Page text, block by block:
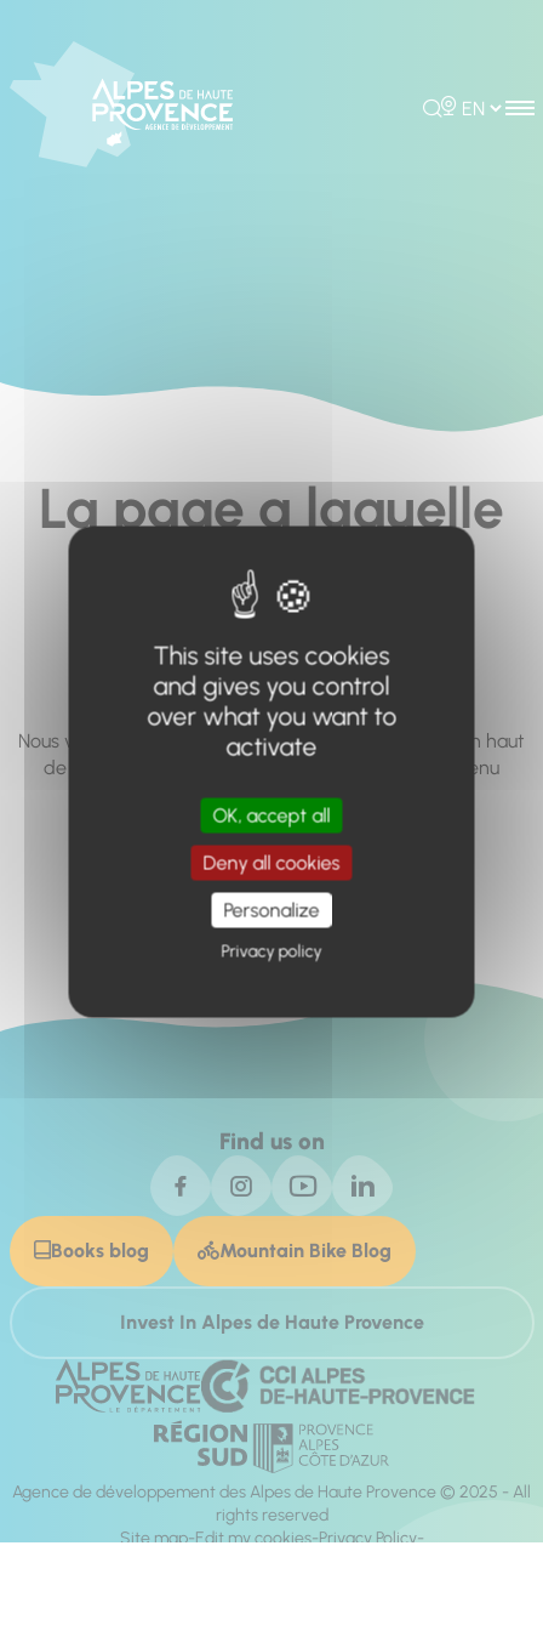
Rechercher
Choisir la
La page a laquelle
vous cherchez à
accéder n'existe
pas... ou plus.
Nous vous invitons à utiliser le moteur de recherche en haut
de page, ou à utiliser le menu pour trouver le contenu
recherché.
Retour à l'accueil
Find us on
Books blog Mountain Bike Blog
Invest In Alpes de Haute Provence
Agence de développement des Alpes de Haute Provence © 2025 - All
rights reserved
Site map Edit my cookies Privacy Policy
This site uses cookies
and gives you control
over what you want to
activate
OK, accept all
Deny all cookies
Personalize
Privacy policy